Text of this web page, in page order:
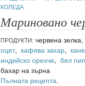
КОЛЕДА
Мариновано
ПРОДУКТИ: червена
оцет, кафява захар,
индийско орехче,бял
бахар на зърна
Пълната рецепта.